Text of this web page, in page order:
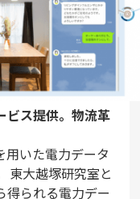
ビス提供。物流革
用いた電力データ
東大越塚研究室と
得られる電力デー